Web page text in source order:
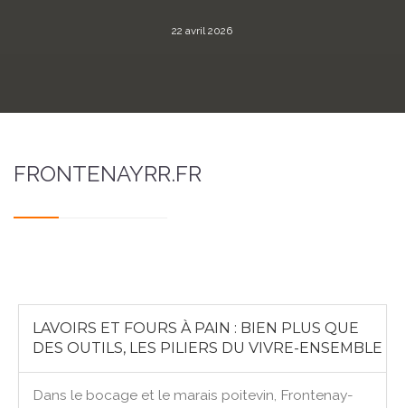
22 avril 2026
FRONTENAYRR.FR
LAVOIRS ET FOURS À PAIN : BIEN PLUS QUE
DES OUTILS, LES PILIERS DU VIVRE-ENSEMBLE
Dans le bocage et le marais poitevin, Frontenay-